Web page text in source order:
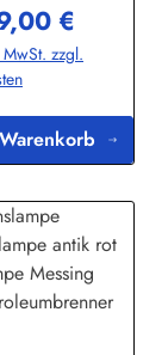
Club Handels-
Leitzelbach
club.de
Preis:
€
zzgl.